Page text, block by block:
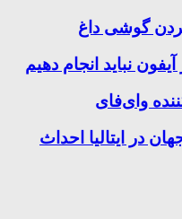
گوشی داغ
نباید انجام دهیم
وای‌فای
در ایتالیا احداث